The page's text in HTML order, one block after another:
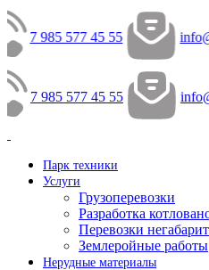
7 985 577 45 55
7 985 577 45 55
Парк техники
Услуги
Грузоперевозки
Разработка
Перевозки
Землеройные работы
Нерудные материалы